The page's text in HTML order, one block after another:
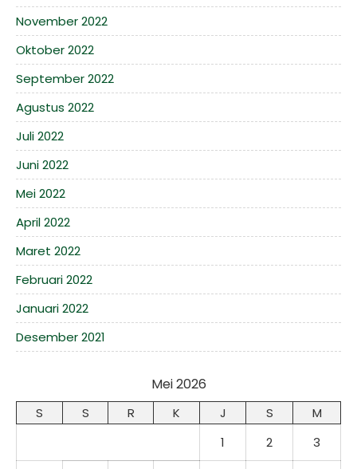
November 2022
Oktober 2022
September 2022
Agustus 2022
Juli 2022
Juni 2022
Mei 2022
April 2022
Maret 2022
Februari 2022
Januari 2022
Desember 2021
Mei 2026
S S R K J S
M
1
2 3